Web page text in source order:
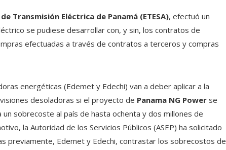
Transmisión Eléctrica de Panamá (ETESA), efectuó un
se pudiese desarrollar con, y sin, los contratos de
efectuadas a través de contratos a terceros y compras
energéticas (Edemet y Edechi) van a deber aplicar a la
desoladoras si el proyecto de Panama NG Power se
sobrecoste al país de hasta ochenta y dos millones de
la Autoridad de los Servicios Públicos (ASEP) ha solicitado
previamente, Edemet y Edechi, contrastar los sobrecostos de